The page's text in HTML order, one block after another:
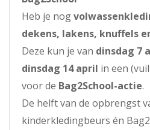
Heb je nog
dekens, lakens, knuffels
Deze kun je van dinsdag 7
dinsdag 14 april in een
voor de Bag2School-actie.
De helft van de opbrengst
kinderkledingbeurs én